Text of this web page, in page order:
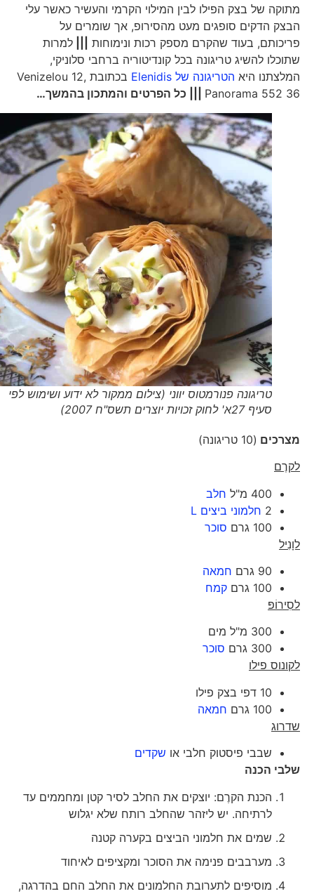
מתוקה של בצק הפילו לבין המילוי הקרמי והעשיר כאשר עלי
הבצק הדקים סופגים מעט מהסירופ, אך שומרים על
פריכותם, בעוד שהקרם מספק רכות ונימוחות|||
למרות
שתוכלו להשיג טריגונה בכל קונדיטוריה ברחבי סלוניקי,
המלצתנו היאהטריגונה של Elenidis
בכתובת Venizelou 12,
Panorama 552 36||| כל הפרטים והמתכון בהמשך…
טריגונה פנורמטוס יווני (צילום ממקור לא ידוע ושימוש לפי
סעיף 27א' לחוק זכויות יוצרים תשס"ח 2007)
מצרכים(10 טריגונה)
לקרֶם
400 מ"ל
חלב
2
חלמוני ביצים L
100 גרם
סוכר
לוָנִיל
90 גרם
חמאה
100 גרם
קמח
לסִירוֹפּ
300 מ"ל מים
300 גרם
סוכר
לקונוס פילו
10 דפי בצק פילו
100 גרם
חמאה
שדרוג
שבבי פיסטוק חלבי או שקדים
שלבי הכנה
הכנת הקרֶם: יוצקים את החלב לסיר קטן ומחממים עד
לרתיחה. יש ליזהר שהחלב רותח שלא יגלוש
שמים את חלמוני הביצים בקערה קטנה
מערבבים פנימה את הסוכר ומקציפים לאיחוד
מוסיפים לתערובת החלמונים את החלב החם בהדרגה,